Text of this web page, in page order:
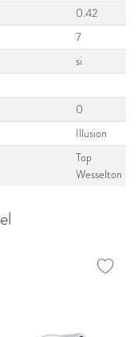
0.42
7
si
0
Illusion
Top
Wesselton